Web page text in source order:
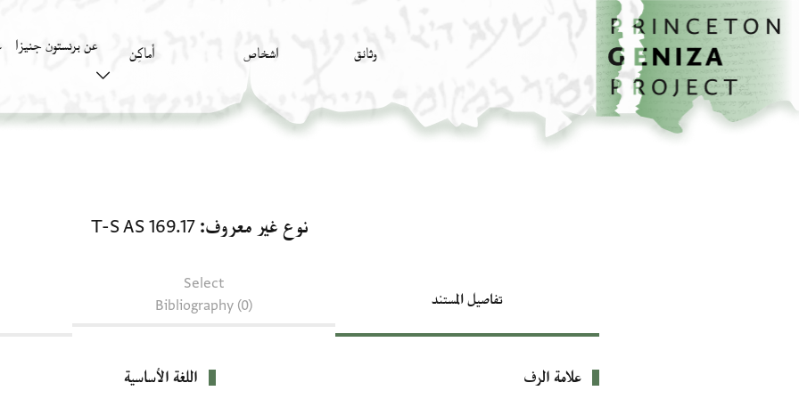
تخطي إلى المحتوى الرئيسي
الصفحة الرئيسية
وثائق اشخاص أَماكِن عن برنستون جنيزا
نوع غير معروف T-S AS 169.17
تفاصيل المستند
Select
Bibliography (0)
بيانات التعريف
علامة الرف اللغة الأساسية